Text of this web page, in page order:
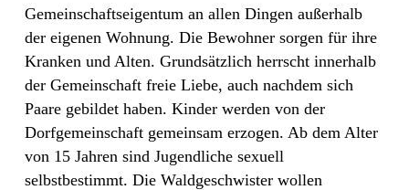
Gemeinschaftseigentum an allen Dingen außerhalb
der eigenen Wohnung. Die Bewohner sorgen für ihre
Kranken und Alten. Grundsätzlich herrscht innerhalb
der Gemeinschaft freie Liebe, auch nachdem sich
Paare gebildet haben. Kinder werden von der
Dorfgemeinschaft gemeinsam erzogen. Ab dem Alter
von 15 Jahren sind Jugendliche sexuell
selbstbestimmt. Die Waldgeschwister wollen